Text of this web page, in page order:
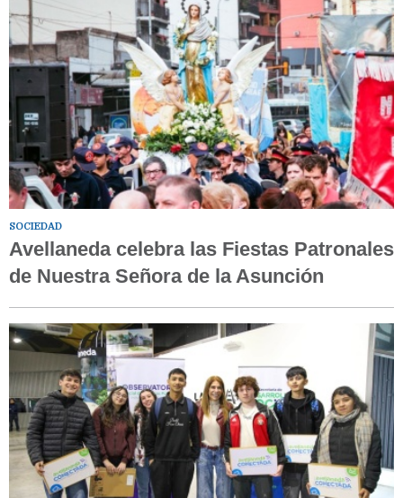
SOCIEDAD
Avellaneda celebra las Fiestas Patronales
de Nuestra Señora de la Asunción